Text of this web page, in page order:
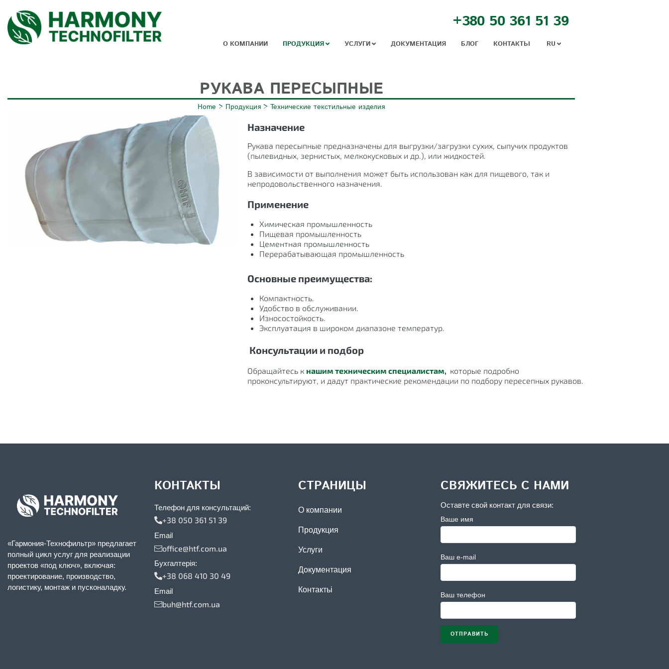
+380 50 361 51 39
О КОМПАНИИ ПРОДУКЦИЯ УСЛУГИ ДОКУМЕНТАЦИЯ БЛОГ КОНТАКТЬІ RU
РУКАВА ПЕРЕСЫПНЫЕ
Home > Продукция > Технические текстильные изделия
Назначение
Рукава пересыпные предназначены для выгрузки/загрузки сухих, сыпучих продуктов
(пылевидных, зернистых, мелкокусковых и др.), или жидкостей.
В зависимости от выполнения может быть использован как для пищевого, так и
непродовольственного назначения.
Применение
Химическая промышленность
Пищевая промышленность
Цементная промышленность
Перерабатывающая промышленность
Основные преимущества:
Компактность.
Удобство в обслуживании.
Износостойкость.
Эксплуатация в широком диапазоне температур.
Консультации и подбор
Обращайтесь к нашим техническим специалистам, которые подробно
проконсультируют, и дадут практические рекомендации по подбору пересепных рукавов.
«Гармония-Технофильтр» предлагает
полный цикл услуг для реализации
проектов «под ключ», включая:
проектирование, производство,
логистику, монтаж и пусконаладку.
КОНТАКТЫ
Телефон для консультаций:
+38 050 361 51 39
Email
office@htf.com.ua
Бухгалтерія:
+38 068 410 30 49
Email
buh@htf.com.ua
СТРАНИЦЫ
О компании
Продукция
Услуги
Документация
Контактьі
СВЯЖИТЕСЬ С НАМИ
Оставте свой контакт для связи:
Ваше имя
Ваш e-mail
Ваш телефон